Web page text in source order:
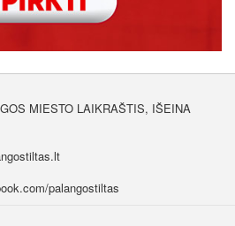
MIESTO LAIKRAŠTIS, IŠEINA
palangostiltas